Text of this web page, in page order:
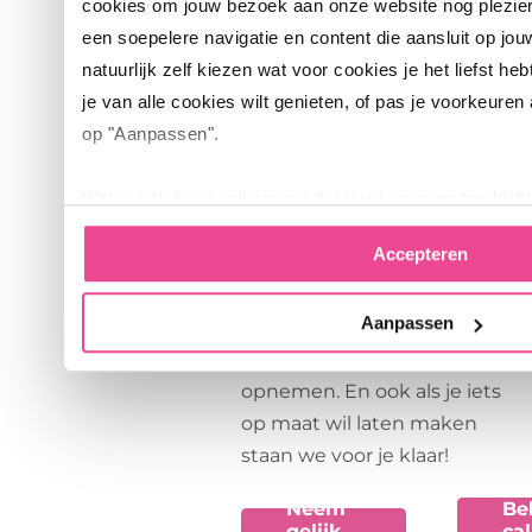
cookies om jouw bezoek aan onze website nog
een soepelere navigatie en content die aansluit op
natuurlijk zelf kiezen wat voor cookies je het liefst
je van alle cookies wilt genieten, of pas je voorkeuren
op "Aanpassen".
Accepteren
Aanpassen
onze
calisthenics-
toestellen
volledige aanbod
calisthenics/street workout en
vraag een offerte aan. Als je
meer wil weten over onze
calisthenics toestellen dan
kun je ook contact met ons
opnemen. En ook als je iets
op maat wil laten maken
staan we voor je klaar!
Neem